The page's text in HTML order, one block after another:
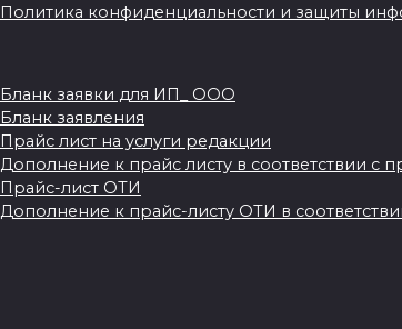
Политика конфиденциальности и защиты
Бланк заявки для ИП_ ООО
Бланк заявления
Прайс лист на услуги редакции
Дополнение к прайс листу в соответствии с
Прайс-лист ОТИ
Дополнение к прайс-листу ОТИ в